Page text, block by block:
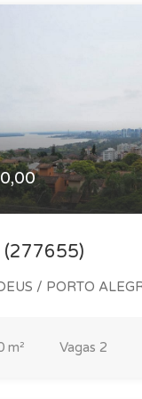
(277655)
/ PORTO
m² Vagas 2